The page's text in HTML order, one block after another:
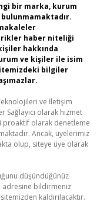
bir marka, kurum
haber niteliği
hakkında
ve kişiler ile isim
bilgiler
ve İletişim
Sağlayıcı olarak hizmet
proaktif olarak denetleme
Ancak, üyelerimiz
olup, siteye üye olarak
düşündüğünüz
adresine bildirmeniz
kaldırılacaktır.